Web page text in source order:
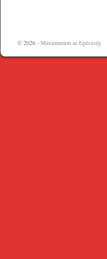
© 2026 -Maximumon az Egészség